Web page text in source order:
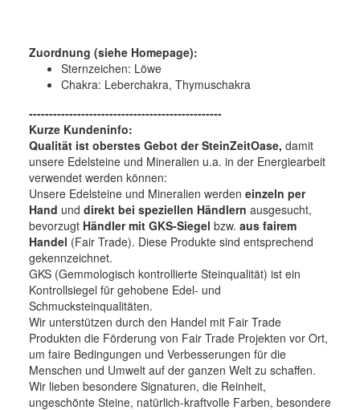
Zuordnung (siehe Homepage):
Sternzeichen: Löwe
Chakra: Leberchakra, Thymuschakra
------------------------------------------------
Kurze Kundeninfo:
Qualität ist oberstes Gebot der SteinZeitOase, damit
unsere Edelsteine und Mineralien u.a. in der Energiearbeit
verwendet werden können:
Unsere Edelsteine und Mineralien werden einzeln per
Hand und direkt bei speziellen Händlern ausgesucht,
bevorzugt Händler mit GKS-Siegel bzw. aus fairem
Handel (Fair Trade). Diese Produkte sind entsprechend
gekennzeichnet.
GKS (Gemmologisch kontrollierte Steinqualität) ist ein
Kontrollsiegel für gehobene Edel- und
Schmucksteinqualitäten.
Wir unterstützen durch den Handel mit Fair Trade
Produkten die Förderung von Fair Trade Projekten vor Ort,
um faire Bedingungen und Verbesserungen für die
Menschen und Umwelt auf der ganzen Welt zu schaffen.
Wir lieben besondere Signaturen, die Reinheit,
ungeschönte Steine, natürlich-kraftvolle Farben, besondere